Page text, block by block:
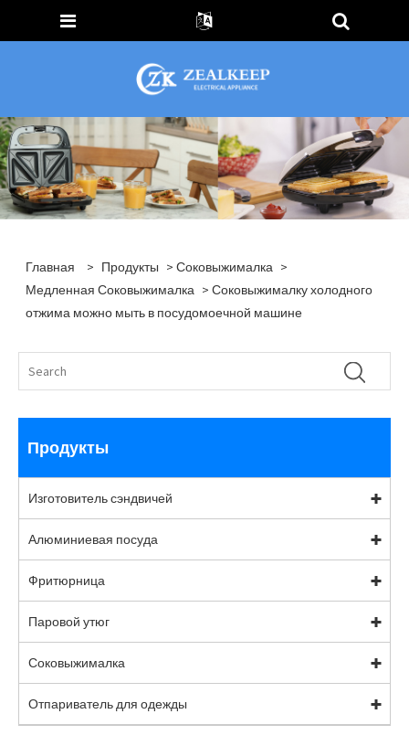
Главная > Продукты >Соковыжималка >
Медленная Соковыжималка > Соковыжималку холодного
отжима можно мыть в посудомоечной машине
Продукты
Изготовитель сэндвичей
Алюминиевая посуда
Фритюрница
Паровой утюг
Соковыжималка
Отпариватель для одежды